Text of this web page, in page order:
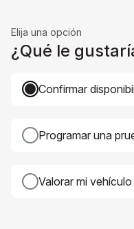
Elija una opción
¿Qué le
Confirmar
Programar una
Valorar mi